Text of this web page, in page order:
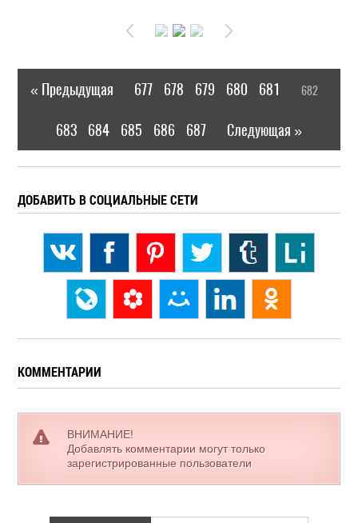
« Предыдущая 677 678 679 680 681 682
683 684 685 686 687 Следующая »
ДОБАВИТЬ В СОЦИАЛЬНЫЕ СЕТИ
КОММЕНТАРИИ
ВНИМАНИЕ!
Добавлять комментарии могут только
зарегистрированные пользователи